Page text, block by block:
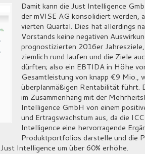
Damit kann die Just Intelligence
der mVISE AG konsolidiert werden,
vierten Quartal. Dies hat allerdings
Vorstands keine negativen
prognostizierten 2016er
ziemlich rund laufen und die Ziele
dürften; also ein EBTIDA in Höhe
Gesamtleistung von knapp €9 Mio.,
überplanmäßigen Rentabilität führt.
im Zusammenhang mit der
Intelligence GmbH von einem
und Ertragswachstum aus, da die
Intelligence eine hervorragende
Produktportfolios darstelle und die
Intelligence um über 60% erhöhe.